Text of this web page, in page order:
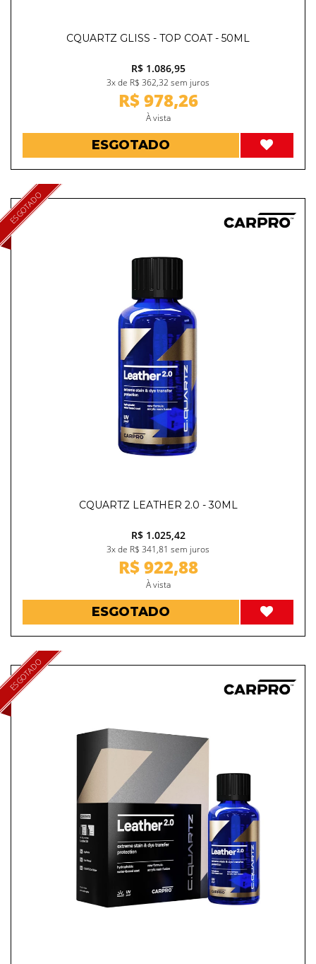
CQUARTZ GLISS - TOP COAT - 50ML
R$ 1.086,95
3x de R$ 362,32 sem juros
R$ 978,26
À vista
ESGOTADO
ESGOTADO
CQUARTZ LEATHER 2.0 - 30ML
R$ 1.025,42
3x de R$ 341,81 sem juros
R$ 922,88
À vista
ESGOTADO
ESGOTADO